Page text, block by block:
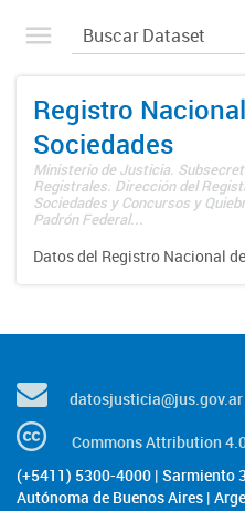
Registro
Sociedades
Ministerio de Justicia.
Registrales. Dirección del
Sociedades y Concursos y
Padrón Federal...
Datos del Registro Nacional
datosjusticia@jus.gov.ar
Commons Attribution
(+5411) 5300-4000 | Sarmiento
Autónoma de Buenos Aires |